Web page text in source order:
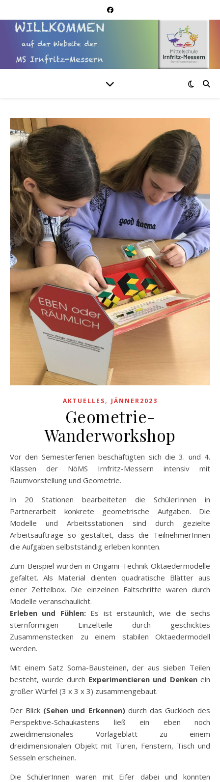
AKTUELLES, JÄNNER2023
Geometrie-
Wanderworkshop
Vor den Semesterferien beschäftigten sich die 3. und 4.
Klassen der NöMS Irnfritz-Messern intensiv mit
Raumvorstellung und Geometrie.
In 20 Stationen bearbeiteten die SchülerInnen in
Partnerarbeit konkrete geometrische Aufgaben. Die
Modelle und Arbeitsstationen sind durch gezielte
Arbeitsaufträge so gestaltet, dass die TeilnehmerInnen
die Aufgaben selbstständig erleben konnten.
Zum Beispiel wurden in Origami-Technik Oktaedermodelle
gefaltet. Als Material dienten quadratische Blätter aus
einer Zettelbox. Die einzelnen Faltschritte waren durch
Modelle veranschaulicht.
Erleben und Fühlen:Es ist erstaunlich, wie die sechs
sternförmigen Einzelteile durch geschicktes
Zusammenstecken zu einem stabilen Oktaedermodell
werden.
Mit einem Satz Soma-Bausteinen, der aus sieben Teilen
besteht, wurde durch Experimentieren und Denkenein
großer Würfel (3 x 3 x 3) zusammengebaut.
Der Blick (Sehen und Erkennen)durch das Guckloch des
Perspektive-Schaukastens ließ ein eben noch
zweidimensionales Vorlageblatt zu einem
dreidimensionalen Objekt mit Türen, Fenstern, Tisch und
Sesseln erscheinen.
Die SchülerInnen waren mit Eifer dabei und konnten